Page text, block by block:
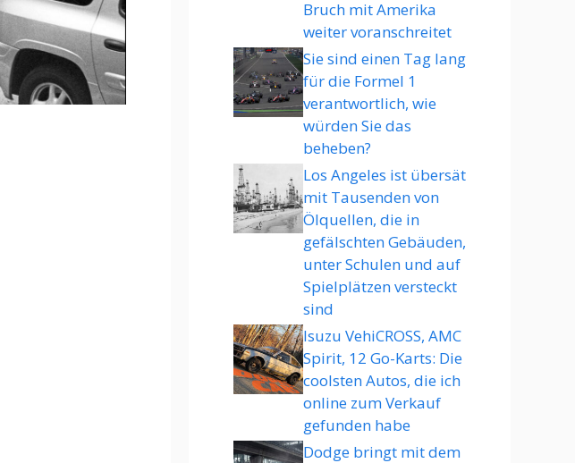
Bruch mit Amerika
weiter voranschreitet
Sie sind einen Tag lang
für die Formel 1
verantwortlich, wie
würden Sie das
beheben?
Los Angeles ist übersät
mit Tausenden von
Ölquellen, die in
gefälschten Gebäuden,
unter Schulen und auf
Spielplätzen versteckt
sind
Isuzu VehiCROSS, AMC
Spirit, 12 Go-Karts: Die
coolsten Autos, die ich
online zum Verkauf
gefunden habe
Dodge bringt mit dem